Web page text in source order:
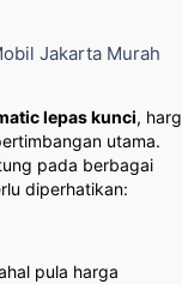
Jakarta Murah
lepas kunci,
utama.
pada berbagai
diperhatikan:
pula harga